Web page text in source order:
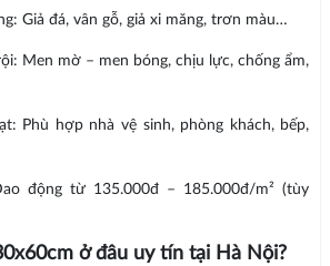
Giả đá, vân gỗ, giả xi măng, trơn màu…
Men mờ – men bóng, chịu lực, chống ẩm,
Phù hợp nhà vệ sinh, phòng khách, bếp,
động từ 135.000đ – 185.000đ/m² (tùy
ở đâu uy tín tại Hà Nội?